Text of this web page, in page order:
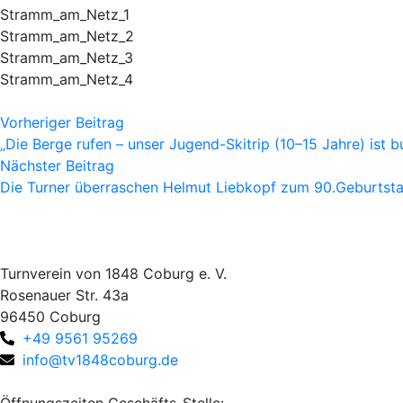
Stramm_am_Netz_1
Stramm_am_Netz_2
Stramm_am_Netz_3
Stramm_am_Netz_4
Vorheriger Beitrag
„Die Berge rufen – unser Jugend-Skitrip (10–15 Jahre) ist
Nächster Beitrag
Die Turner überraschen Helmut Liebkopf zum
Turnverein von 1848 Coburg e. V.
Rosenauer Str. 43a
96450 Coburg
+49 9561 95269
info@tv1848coburg.de